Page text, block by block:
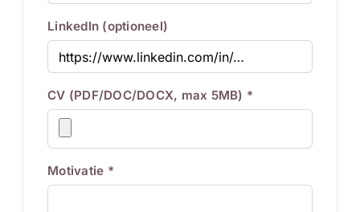
LinkedIn (optioneel)
CV (PDF/DOC/DOCX, max 5MB) *
Motivatie *